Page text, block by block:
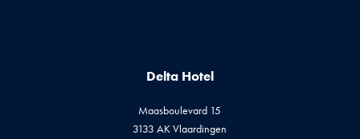
Delta Hotel
Maasboulevard 15
3133 AK Vlaardingen